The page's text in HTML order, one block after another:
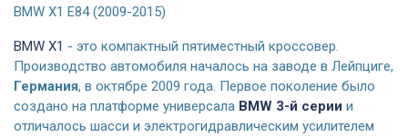
BMW X1 E84 (2009-2015)
BMW X1 - это компактный пятиместный кроссовер.
Производство автомобиля началось на заводе в Лейпциге,
Германия, в октябре 2009 года. Первое поколение было
создано на платформе универсала BMW 3-й серии и
отличалось шасси и электрогидравлическим усилителем